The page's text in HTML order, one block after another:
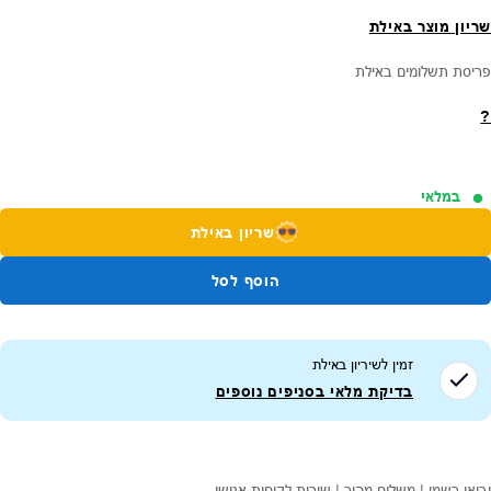
שריון מוצר באילת
פריסת תשלומים באילת
?
במלאי
שריון באילת
הוסף לסל
זמין לשיריון באילת
בדיקת מלאי בסניפים נוספים